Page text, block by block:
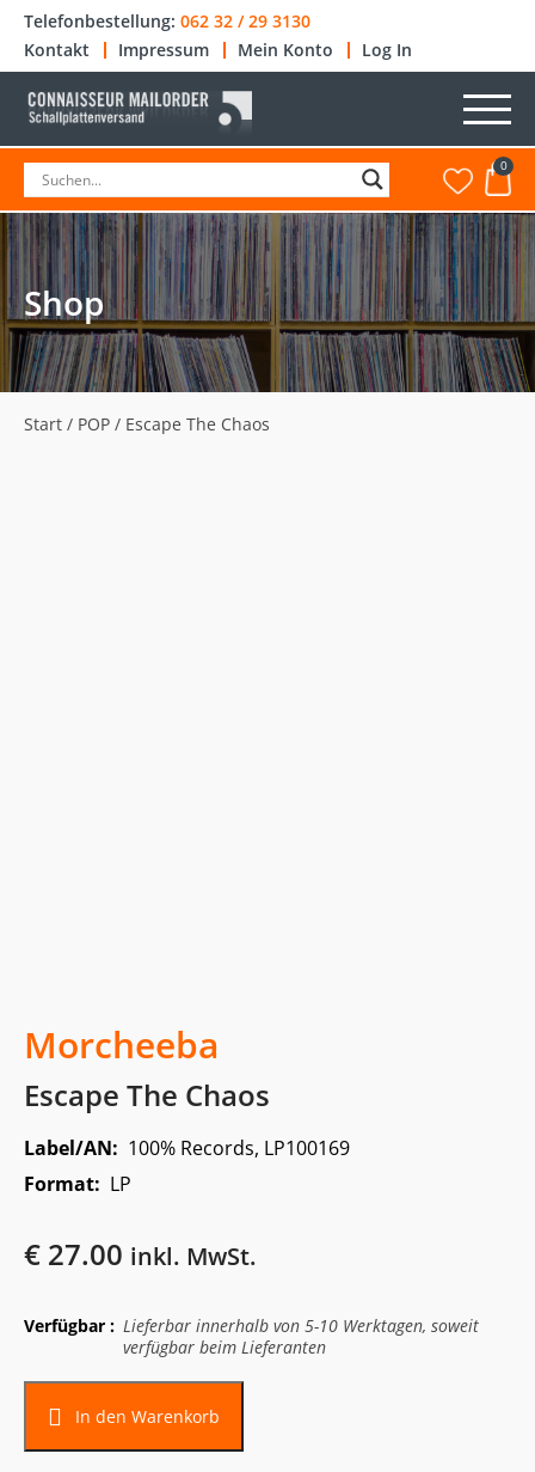
Telefonbestellung: 062 32 / 29 3130
Kontakt
Impressum Mein Konto Log In
0
Shop
Start / POP / Escape The Chaos
Morcheeba
Escape The Chaos
Label/AN: 100% Records, LP100169
Format: LP
€ 27.00 inkl. MwSt.
Verfügbar : Lieferbar innerhalb von 5-10 Werktagen, soweit
verfügbar beim Lieferanten
In den Warenkorb